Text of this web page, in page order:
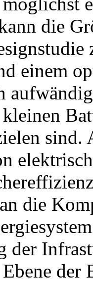
die
einem
die
der